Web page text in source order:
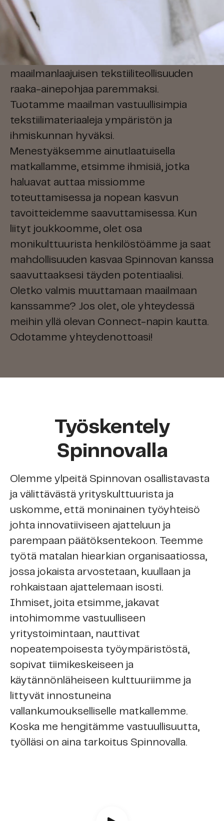
Liity joukkoomme
Spinnovan missiona on muuttaa koko
maailmanlaajuisen tekstiiliteollisuuden
raaka-ainepohjaa paremmaksi.
Tuotamme maailman vastuullisimpia
tekstiilimateriaaleja ympäristön ja
ihmiskunnan hyväksi.
Menestyäksemme ainutlaatuisella
matkallamme, etsimme ihmisiä, jotka
haluavat auttaa missiomme
toteuttamisessa ja nopean kasvun
tavoitteidemme saavuttamisessa. Kun
liityt joukkoomme, olet osa
monikulttuurista henkilöstöämme ja saat
mahdollisuuden kasvaa Spinnovan kanssa
saavuttaaksesi täyden potentiaalisi.
Oletko valmis muuttamaan maailmaan
kanssamme? Jos olet, ole yhteydessä
meihin yllä olevan Connect-napin kautta.
Odotamme yhteydenottoasi!
Työskentely
Spinnovalla
Olemme ylpeitä Spinnovan osallistavasta
ja välittävästä yrityskulttuurista ja
uskomme, että moninainen työyhteisö
johta innovatiiviseen ajatteluun ja
parempaan päätöksentekoon. Teemme
työtä matalan hiearkian organisaatiossa,
jossa jokaista arvostetaan, kuullaan ja
rohkaistaan ajattelemaan isosti.
Ihmiset, joita etsimme, jakavat
intohimomme vastuulliseen
yritystoimintaan, nauttivat
nopeatempoisesta työympäristöstä,
sopivat tiimikeskeiseen ja
käytännönläheiseen kulttuuriimme ja
littyvät innostuneina
vallankumoukselliselle matkallemme.
Koska me hengitämme vastuullisuutta,
työlläsi on aina tarkoitus Spinnovalla.